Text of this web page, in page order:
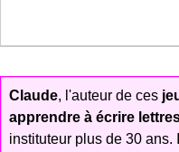
Claude, l'auteur de ces
apprendre à écrire
instituteur plus de 30 ans.